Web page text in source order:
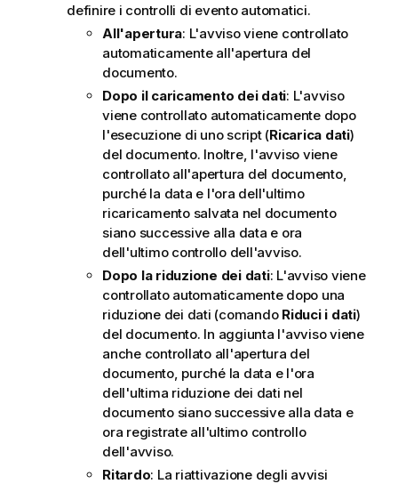
definire i controlli di evento automatici.
All'apertura: L'avviso viene controllato
automaticamente all'apertura del
documento.
Dopo il caricamento dei dati: L'avviso
viene controllato automaticamente dopo
l'esecuzione di uno script (Ricarica dati)
del documento. Inoltre, l'avviso viene
controllato all'apertura del documento,
purché la data e l'ora dell'ultimo
ricaricamento salvata nel documento
siano successive alla data e ora
dell'ultimo controllo dell'avviso.
Dopo la riduzione dei dati: L'avviso viene
controllato automaticamente dopo una
riduzione dei dati (comando Riduci i dati)
del documento. In aggiunta l'avviso viene
anche controllato all'apertura del
documento, purché la data e l'ora
dell'ultima riduzione dei dati nel
documento siano successive alla data e
ora registrate all'ultimo controllo
dell'avviso.
Ritardo: La riattivazione degli avvisi